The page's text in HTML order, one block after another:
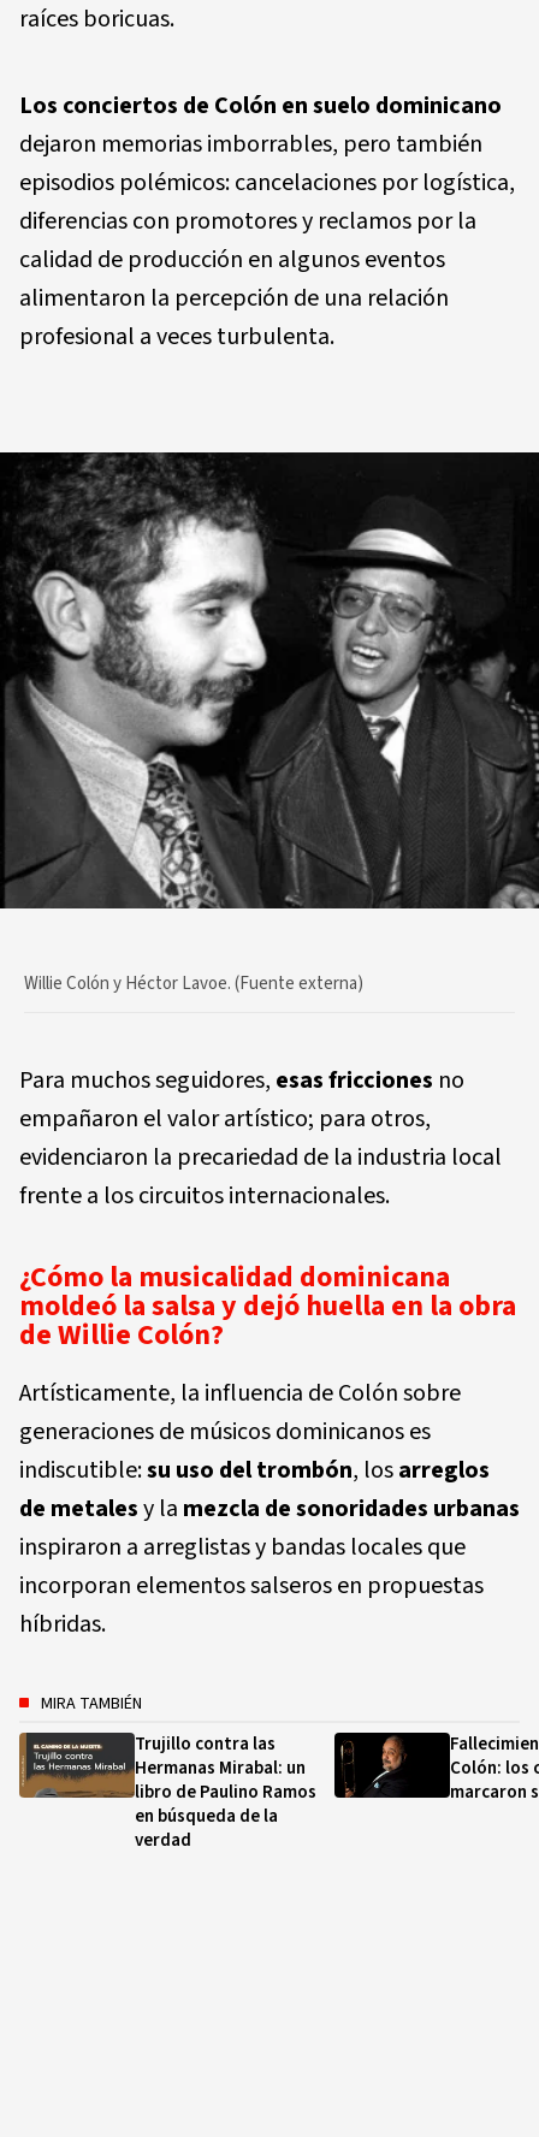
raíces boricuas.
Los conciertos de Colón en suelo dominicano
dejaron memorias imborrables, pero también
episodios polémicos: cancelaciones por logística,
diferencias con promotores y reclamos por la
calidad de producción en algunos eventos
alimentaron la percepción de una relación
profesional a veces turbulenta.
Willie Colón y Héctor Lavoe. (Fuente externa)
Para muchos seguidores, esas fricciones no
empañaron el valor artístico; para otros,
evidenciaron la precariedad de la industria local
frente a los circuitos internacionales.
¿Cómo la musicalidad dominicana
moldeó la salsa y dejó huella en la obra
de Willie Colón?
Artísticamente, la influencia de Colón sobre
generaciones de músicos dominicanos es
indiscutible:su uso del trombón, losarreglos
de metalesy la mezcla de sonoridades urbanas
inspiraron a arreglistas y bandas locales que
incorporan elementos salseros en propuestas
híbridas.
MIRA TAMBIÉN
Trujillo contra las
Hermanas Mirabal: un
libro de Paulino Ramos
en búsqueda de la
verdad
Colón: los
marcaron